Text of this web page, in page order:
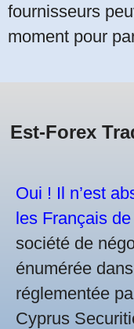
fournisseurs
moment pour
Est-Forex
Oui ! Il n’est
les Français
société de
énumérée
réglementée
Cyprus